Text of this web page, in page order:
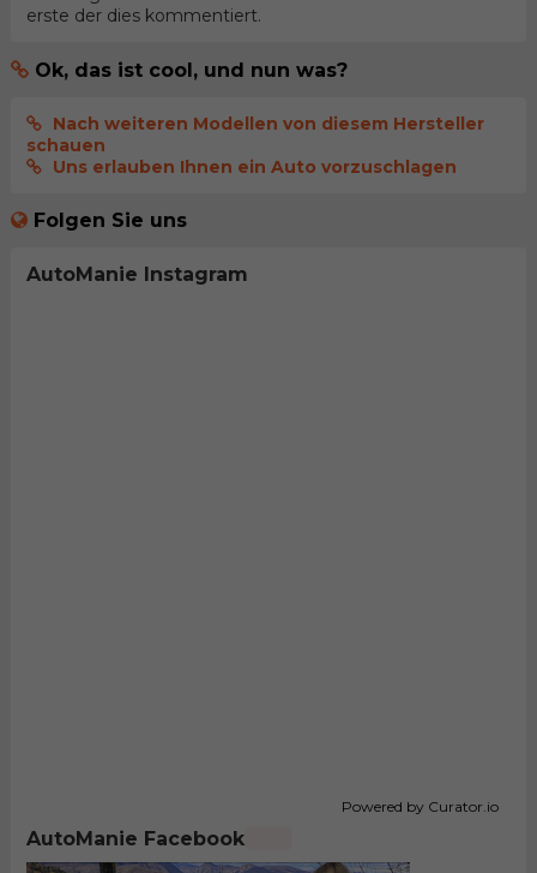
erste der dies kommentiert.
Ok, das ist cool, und nun was?
Nach weiteren Modellen von diesem Hersteller
schauen
Uns erlauben Ihnen ein Auto vorzuschlagen
Folgen Sie uns
AutoManie Instagram
Powered by Curator.io
AutoManie Facebook